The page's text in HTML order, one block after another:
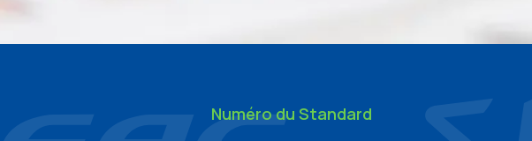
Numéro du Standard